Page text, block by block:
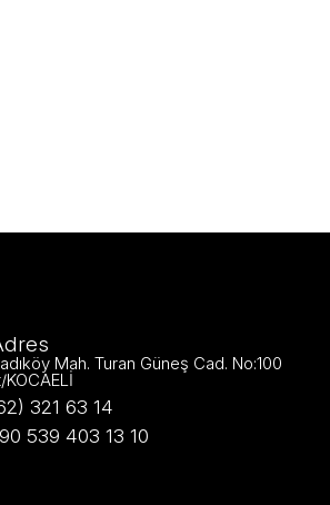
Mah. Turan Güneş Cad. No:100
KOCAELİ
321 63 14
539 403 13 10